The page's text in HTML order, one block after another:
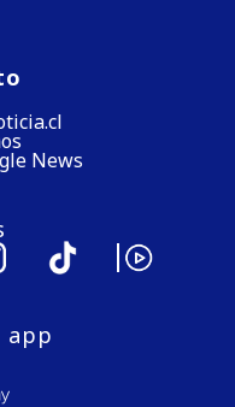
News
app